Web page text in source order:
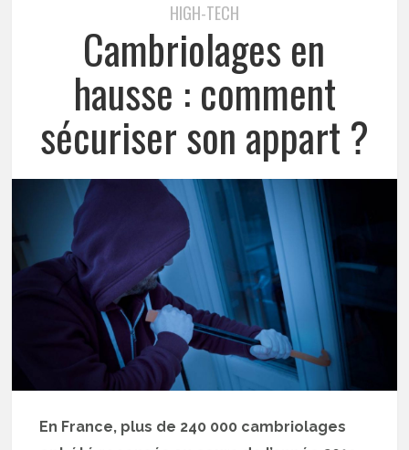
HIGH-TECH
Cambriolages en
hausse : comment
sécuriser son appart ?
En France, plus de 240 000 cambriolages